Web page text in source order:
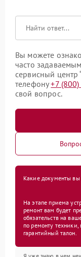
Вы можете
часто
сервисный центр
телефону+7
свой вопрос.
Какие документы вы
На этапе приема
ремонт вам будет
обязательств на
по ремонту
гарантийный талон.